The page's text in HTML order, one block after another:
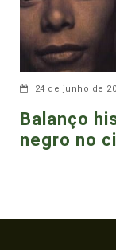
24 de junho de
Balanço
negro no